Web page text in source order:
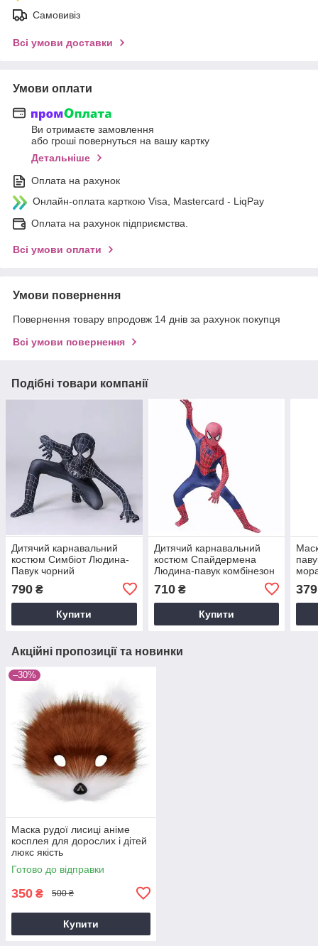
Самовивіз
Всі умови доставки
Умови оплати
Ви отримаєте замовлення
або гроші повернуться на вашу картку
Детальніше
Оплата на рахунок
Онлайн-оплата карткою Visa, Mastercard - LiqPay
Оплата на рахунок підприємства.
Всі умови оплати
Умови повернення
Повернення товару впродовж 14 днів за рахунок покупця
Всі умови повернення
Подібні товари компанії
Дитячий карнавальний
костюм Симбіот Людина-
Павук чорний
комбінезон + маска,
розміри 100–160
790 ₴
Купити
Дитячий карнавальний
костюм Спайдермена
Людина-павук комбінезон
710₴
Купити
379
Акційні пропозиції та новинки
–30%
Маска рудої лисиці аніме
косплея для дорослих і дітей
люкс якість
Готово до відправки
350 ₴ 500 ₴
Купити